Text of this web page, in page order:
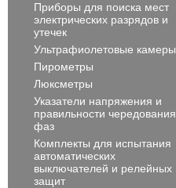
Приборы для поиска мест
электрических разрядов и
утечек
Ультрафиолетовые камеры
Пирометры
Люксметры
Указатели напряжения и
правильности чередования
фаз
Комплекты для испытания
автоматических
выключателей и релейных
защит